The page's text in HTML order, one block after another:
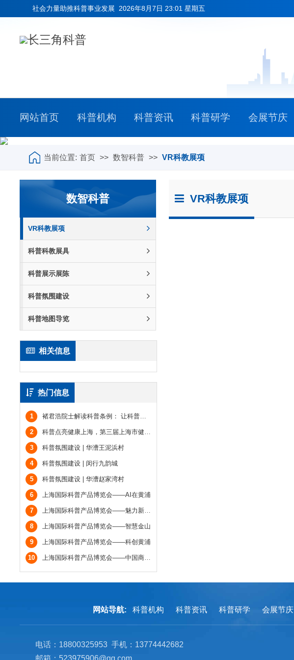
社会力量助推科普事业发展 2026年8月7日 23:01 星期五
网站首页 科普机构 科普资讯 科普研学 会展节庆
当前位置: 首页 >> 数智科普 >> VR科教展项
VR科教展项
数智科普
VR科教展项
科普科教展具
科普展示展陈
科普氛围建设
科普地图导览
相关信息
热门信息
1 褚君浩院士解读科普条例： 让科普从“软任务”真正成为全社会的共同任务
2 科普点亮健康上海，第三届上海市健康科普引领展示活动发布典礼举行
3 科普氛围建设 | 华漕王泥浜村
4 科普氛围建设 | 闵行九韵城
5 科普氛围建设 | 华漕赵家湾村
6 上海国际科普产品博览会——AI在黄浦
7 上海国际科普产品博览会——魅力新虹口
8 上海国际科普产品博览会——智慧金山
9 上海国际科普产品博览会——科创黄浦
10 上海国际科普产品博览会——中国商飞宇航科普中心
网站导航: 科普机构 科普资讯 科普研学 会展节庆
电话：18800325953 手机：13774442682
邮箱：523975906@qq.com